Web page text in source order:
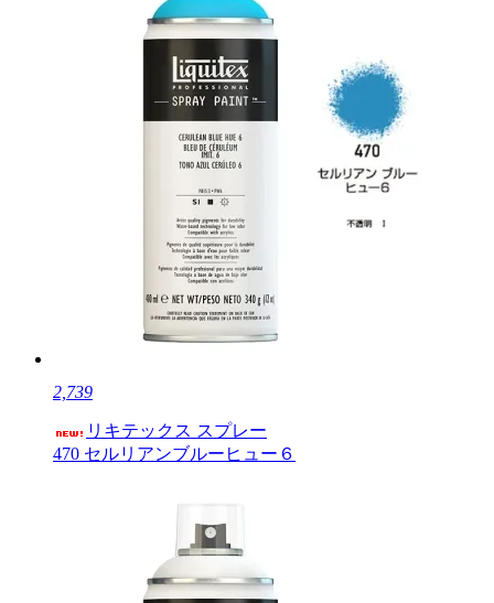
2,739
リキテックス スプレー
470 セルリアンブルーヒュー６